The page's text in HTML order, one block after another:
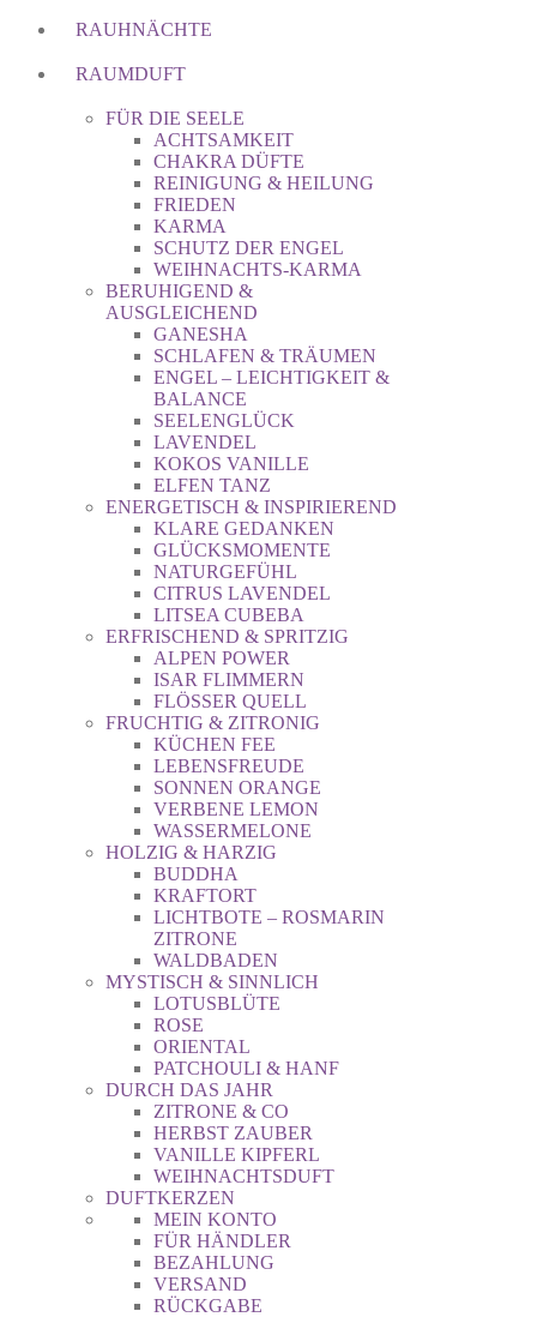
RAUHNÄCHTE
RAUMDUFT
FÜR DIE SEELE
ACHTSAMKEIT
CHAKRA DÜFTE
REINIGUNG & HEILUNG
FRIEDEN
KARMA
SCHUTZ DER ENGEL
WEIHNACHTS-KARMA
BERUHIGEND &
AUSGLEICHEND
GANESHA
SCHLAFEN & TRÄUMEN
ENGEL – LEICHTIGKEIT &
BALANCE
SEELENGLÜCK
LAVENDEL
KOKOS VANILLE
ELFEN TANZ
ENERGETISCH & INSPIRIEREND
KLARE GEDANKEN
GLÜCKSMOMENTE
NATURGEFÜHL
CITRUS LAVENDEL
LITSEA CUBEBA
ERFRISCHEND & SPRITZIG
ALPEN POWER
ISAR FLIMMERN
FLÖSSER QUELL
FRUCHTIG & ZITRONIG
KÜCHEN FEE
LEBENSFREUDE
SONNEN ORANGE
VERBENE LEMON
WASSERMELONE
HOLZIG & HARZIG
BUDDHA
KRAFTORT
LICHTBOTE – ROSMARIN
ZITRONE
WALDBADEN
MYSTISCH & SINNLICH
LOTUSBLÜTE
ROSE
ORIENTAL
PATCHOULI & HANF
DURCH DAS JAHR
ZITRONE & CO
HERBST ZAUBER
VANILLE KIPFERL
WEIHNACHTSDUFT
DUFTKERZEN
MEIN KONTO
FÜR HÄNDLER
BEZAHLUNG
VERSAND
RÜCKGABE